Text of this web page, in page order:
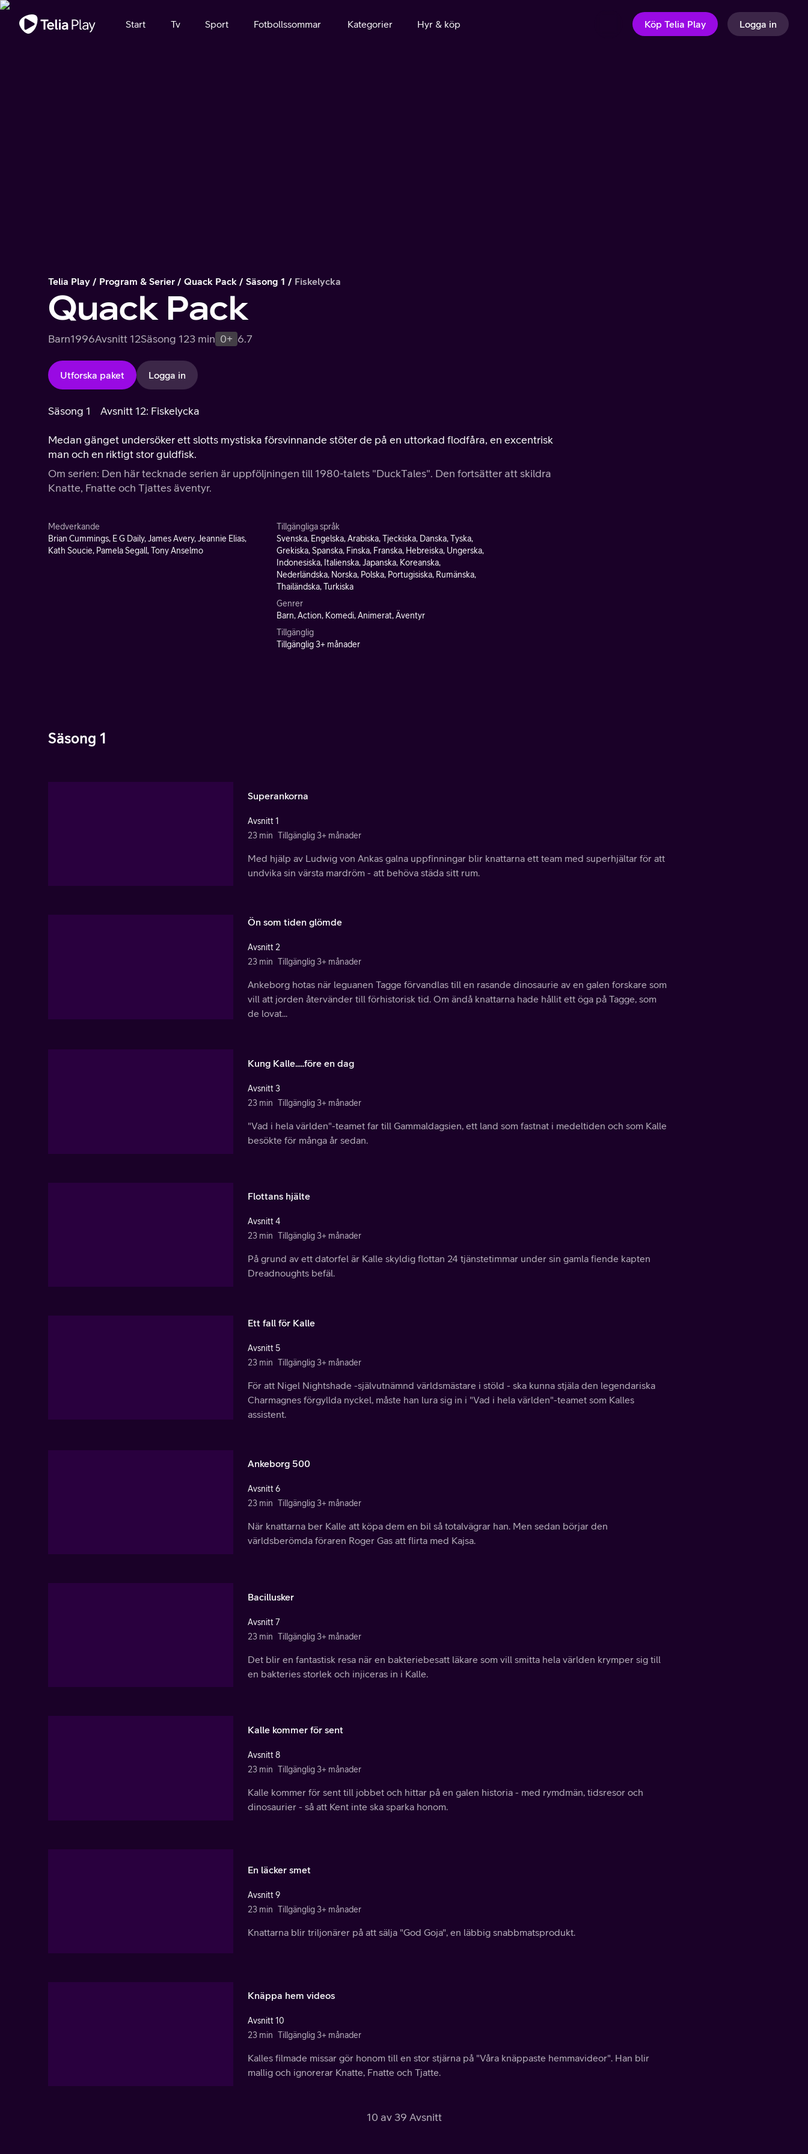
Viktigt meddelande
Start Tv Sport Fotbollssommar Kategorier Hyr & köp Köp Telia Play Logga in
Telia Play Program & Serier Quack Pack Säsong 1 Fiskelycka
Quack Pack
Barn1996Avsnitt 12Säsong 123 min 0+ 6.7
Utforska paket Logga in
Säsong 1 Avsnitt 12: Fiskelycka
Medan gänget undersöker ett slotts mystiska försvinnande stöter de på en uttorkad flodfåra, en excentrisk
man och en riktigt stor guldfisk.
Om serien: Den här tecknade serien är uppföljningen till 1980-talets "DuckTales". Den fortsätter att skildra
Knatte, Fnatte och Tjattes äventyr.
Medverkande
Brian Cummings, E G Daily, James Avery, Jeannie Elias,
Kath Soucie, Pamela Segall, Tony Anselmo
Tillgängliga språk
Svenska, Engelska, Arabiska, Tjeckiska, Danska, Tyska,
Grekiska, Spanska, Finska, Franska, Hebreiska, Ungerska,
Indonesiska, Italienska, Japanska, Koreanska,
Nederländska, Norska, Polska, Portugisiska, Rumänska,
Thailändska, Turkiska
Genrer
Barn, Action, Komedi, Animerat, Äventyr
Tillgänglig
Tillgänglig 3+ månader
Säsong 1
Superankorna
Avsnitt 1
23 min Tillgänglig 3+ månader
Med hjälp av Ludwig von Ankas galna uppfinningar blir knattarna ett team med superhjältar för att
undvika sin värsta mardröm - att behöva städa sitt rum.
Ön som tiden glömde
Avsnitt 2
23 min Tillgänglig 3+ månader
Ankeborg hotas när leguanen Tagge förvandlas till en rasande dinosaurie av en galen forskare som
vill att jorden återvänder till förhistorisk tid. Om ändå knattarna hade hållit ett öga på Tagge, som
de lovat...
Kung Kalle.....före en dag
Avsnitt 3
23 min Tillgänglig 3+ månader
"Vad i hela världen"-teamet far till Gammaldagsien, ett land som fastnat i medeltiden och som Kalle
besökte för många år sedan.
Flottans hjälte
Avsnitt 4
23 min Tillgänglig 3+ månader
På grund av ett datorfel är Kalle skyldig flottan 24 tjänstetimmar under sin gamla fiende kapten
Dreadnoughts befäl.
Ett fall för Kalle
Avsnitt 5
23 min Tillgänglig 3+ månader
För att Nigel Nightshade -självutnämnd världsmästare i stöld - ska kunna stjäla den legendariska
Charmagnes förgyllda nyckel, måste han lura sig in i "Vad i hela världen"-teamet som Kalles
assistent.
Ankeborg 500
Avsnitt 6
23 min Tillgänglig 3+ månader
När knattarna ber Kalle att köpa dem en bil så totalvägrar han. Men sedan börjar den
världsberömda föraren Roger Gas att flirta med Kajsa.
Bacillusker
Avsnitt 7
23 min Tillgänglig 3+ månader
Det blir en fantastisk resa när en bakteriebesatt läkare som vill smitta hela världen krymper sig till
en bakteries storlek och injiceras in i Kalle.
Kalle kommer för sent
Avsnitt 8
23 min Tillgänglig 3+ månader
Kalle kommer för sent till jobbet och hittar på en galen historia - med rymdmän, tidsresor och
dinosaurier - så att Kent inte ska sparka honom.
En läcker smet
Avsnitt 9
23 min Tillgänglig 3+ månader
Knattarna blir triljonärer på att sälja "God Goja", en läbbig snabbmatsprodukt.
Knäppa hem videos
Avsnitt 10
23 min Tillgänglig 3+ månader
Kalles filmade missar gör honom till en stor stjärna på "Våra knäppaste hemmavideor". Han blir
mallig och ignorerar Knatte, Fnatte och Tjatte.
10 av 39 Avsnitt